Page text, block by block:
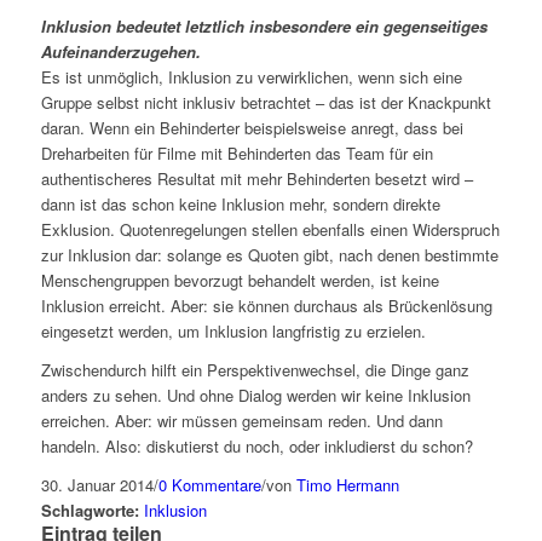
Inklusion bedeutet letztlich insbesondere ein gegenseitiges
Aufeinanderzugehen.
Es ist unmöglich, Inklusion zu verwirklichen, wenn sich eine
Gruppe selbst nicht inklusiv betrachtet – das ist der Knackpunkt
daran. Wenn ein Behinderter beispielsweise anregt, dass bei
Dreharbeiten für Filme mit Behinderten das Team für ein
authentischeres Resultat mit mehr Behinderten besetzt wird –
dann ist das schon keine Inklusion mehr, sondern direkte
Exklusion. Quotenregelungen stellen ebenfalls einen Widerspruch
zur Inklusion dar: solange es Quoten gibt, nach denen bestimmte
Menschengruppen bevorzugt behandelt werden, ist keine
Inklusion erreicht. Aber: sie können durchaus als Brückenlösung
eingesetzt werden, um Inklusion langfristig zu erzielen.
Zwischendurch hilft ein Perspektivenwechsel, die Dinge ganz
anders zu sehen. Und ohne Dialog werden wir keine Inklusion
erreichen. Aber: wir müssen gemeinsam reden. Und dann
handeln. Also: diskutierst du noch, oder inkludierst du schon?
30. Januar 2014/0 Kommentare/von Timo Hermann
Schlagworte: Inklusion
Eintrag teilen